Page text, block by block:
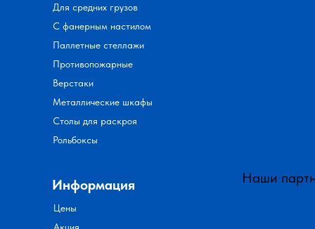
Информация
Цены
Для средних грузов
С фанерным настилом
Паллетные стеллажи
Противопожарные
Верстаки
Металлические шкафы
Столы для раскроя
Рольбоксы
Наши